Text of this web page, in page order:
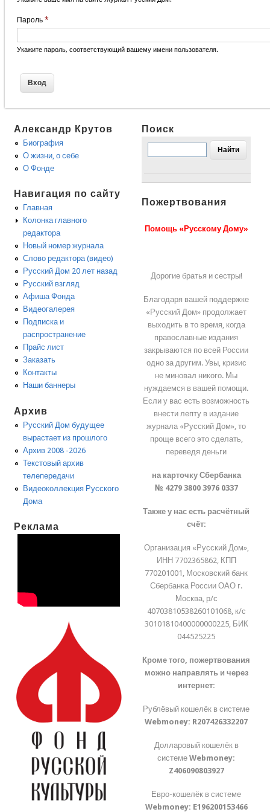
Пароль *
Укажите пароль, соответствующий вашему имени пользователя.
Александр Крутов
Биография
О жизни, о себе
О Фонде
Навигация по сайту
Главная
Колонка главного
редактора
Новый номер журнала
Слово редактора (видео)
Русский Дом 20 лет назад
Русский взгляд
Афиша Фонда
Видеогалерея
Подписка и
распространение
Прайс лист
Заказать
Контакты
Наши баннеры
Архив
Русский Дом будущее
вырастает из прошлого
Архив 2008 -2026
Текстовый архив
телепередачи
Видеоколлекция Русского
Дома
Реклама
Поиск
Пожертвования
Помощь «Русскому Дому»
Дорогие братья и сестры!
Благодаря вашей поддержке
«Русский Дом» продолжает
выходить в то время, когда
православные издания
закрываются по всей России
одно за другим. Увы, кризис
не миновал никого. Мы
нуждаемся в вашей помощи.
Если у вас есть возможность
внести лепту в издание
журнала «Русский Дом», то
проще всего это сделать,
переведя деньги
на карточку Сбербанка
№ 4279 3800 3976 0337
Также у нас есть расчётный
счёт:
Организация «Русский Дом»,
ИНН 7702365862, КПП
770201001, Московский банк
Сбербанка России ОАО г.
Москва, р/с
40703810538260101068, к/с
30101810400000000225, БИК
044525225
Кроме того, пожертвования
можно направлять и через
интернет:
Рублёвый кошелёк в системе
Webmoney: R207426332207
Долларовый кошелёк в
системеWebmoney:
Z406090803927
Евро-кошелёк в системе
Webmoney: E196200153466